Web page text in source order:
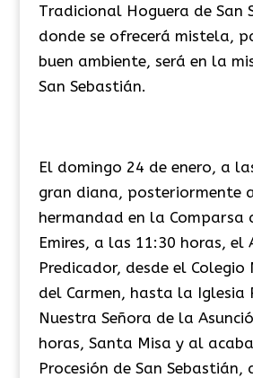
Tradicional Hoguera de San
donde se ofrecerá mistela,
buen ambiente, será en la
San Sebastián.
El domingo 24 de enero, a
gran diana, posteriormente
hermandad en la Comparsa
Emires, a las 11:30 horas, el
Predicador, desde el Colegio
del Carmen, hasta la Iglesia
Nuestra Señora de la
horas, Santa Misa y al
Procesión de San Sebastián,